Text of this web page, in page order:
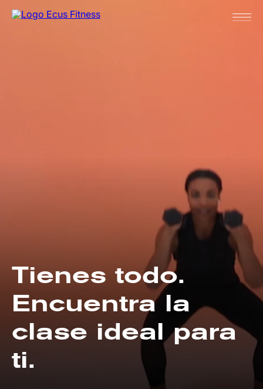
Tienes todo.
Encuentra la
clase ideal para
ti.